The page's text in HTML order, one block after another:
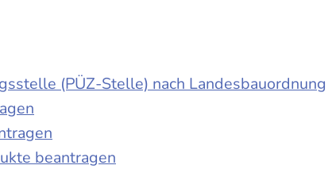
(PÜZ-Stelle) nach Landesbauordnung
beantragen